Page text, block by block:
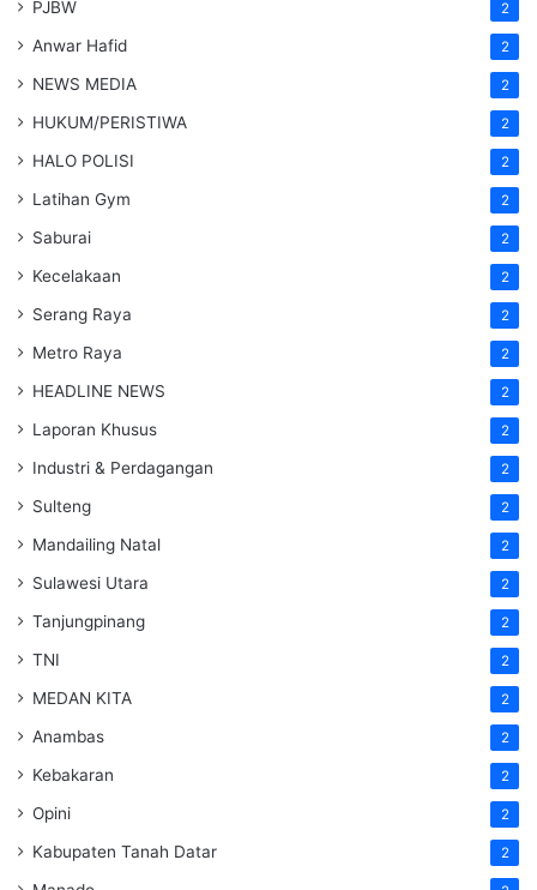
PJBW 2
Anwar Hafid 2
NEWS MEDIA 2
HUKUM/PERISTIWA 2
HALO POLISI 2
Latihan Gym 2
Saburai 2
Kecelakaan 2
Serang Raya 2
Metro Raya 2
HEADLINE NEWS 2
Laporan Khusus 2
Industri & Perdagangan 2
Sulteng 2
Mandailing Natal 2
Sulawesi Utara 2
Tanjungpinang 2
TNI 2
MEDAN KITA 2
Anambas 2
Kebakaran 2
Opini 2
Kabupaten Tanah Datar 2